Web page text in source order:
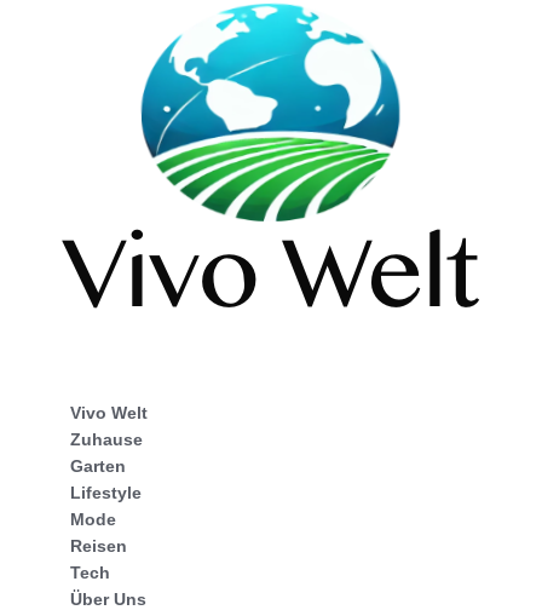
Vivo Welt
Zuhause
Garten
Lifestyle
Mode
Reisen
Tech
Über Uns